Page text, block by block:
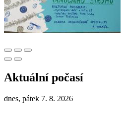
Aktuální počasí
dnes, pátek 7. 8. 2026